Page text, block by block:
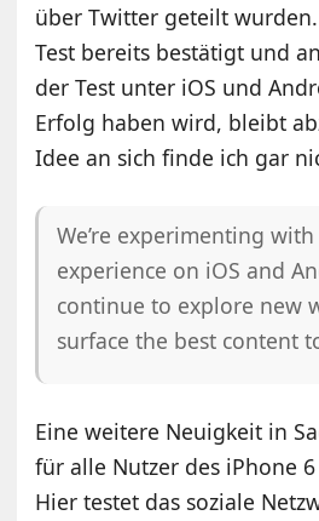
über Twitter geteilt
Test bereits bestätigt und
der Test unter iOS und
Erfolg haben wird, bleibt
Idee an sich finde ich gar
We’re experimenting
experience on iOS and
continue to explore new
surface the best content
Eine weitere Neuigkeit in
für alle Nutzer des iPhone
Hier testet das soziale